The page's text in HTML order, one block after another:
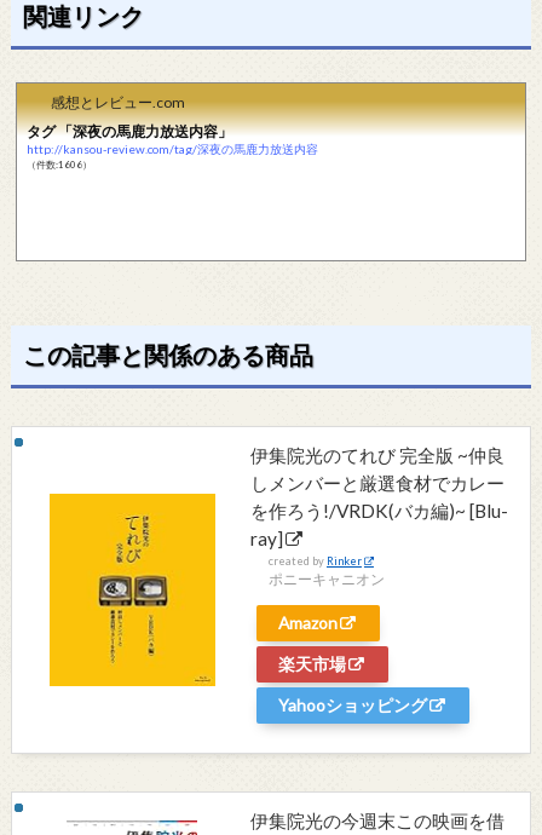
関連リンク
感想とレビュー.com
タグ 「深夜の馬鹿力放送内容」
http://kansou-review.com/tag/深夜の馬鹿力放送内容
（件数:1606）
この記事と関係のある商品
伊集院光のてれび 完全版 ~仲良
しメンバーと厳選食材でカレー
を作ろう!/VRDK(バカ編)~ [Blu-
ray]
created by Rinker
ポニーキャニオン
Amazon
楽天市場
Yahooショッピング
伊集院光の今週末この映画を借